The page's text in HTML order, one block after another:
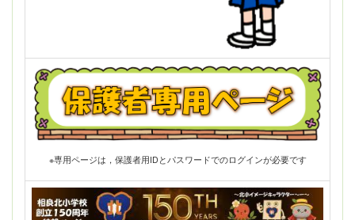
※専用ページは，保護者用IDとパスワードでのログインが必要です